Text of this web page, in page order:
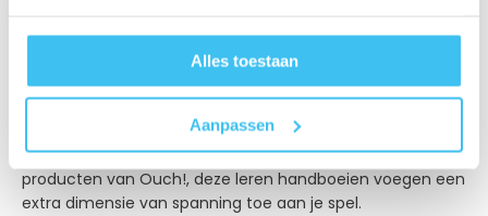
Alles toestaan
Aanpassen
De handboeien zijn uitgerust met verstelbare riempjes
met zes gaten, zodat je de perfecte pasvorm kunt
vinden. De stevige metalen sluitingen en D-ring
verbindingen zorgen ervoor dat de boeien veilig en
betrouwbaar vastzitten, ideaal voor elke BDSM-sessie. Of
je ze nu solo gebruikt of combineert met andere
producten van Ouch!, deze leren handboeien voegen een
extra dimensie van spanning toe aan je spel.